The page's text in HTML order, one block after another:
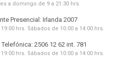
a domingo de 9 a 21:30 hrs.
Presencial: Irlanda 2007
hrs. Sábados de 10:00 a 14:00 hrs.
2506 12 62 int. 781
hrs. Sábados de 10:00 a 14:00 hrs.